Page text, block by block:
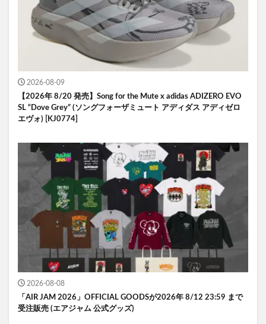
2026-08-09
【2026年 8/20 発売】Song for the Mute x adidas ADIZERO EVO
SL “Dove Grey” (ソングフォーザミュート アディダス アディゼロ
エヴォ) [KJ0774]
2026-08-08
「AIR JAM 2026」OFFICIAL GOODSが2026年 8/12 23:59 まで
受注販売 (エアジャム 公式グッズ)